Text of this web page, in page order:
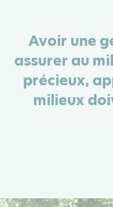
Avoir une
assurer au
précieux,
milieux